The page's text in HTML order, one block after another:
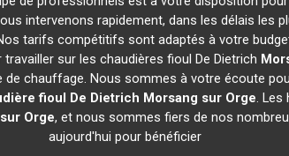
intervenons rapidement, dans les délais les
tarifs compétitifs sont adaptés à votre
sur les chaudières fioul De Dietrich
chauffage. Nous sommes à votre écoute
fioul De Dietrich Morsang sur Orge. Les
Orge, et nous sommes fiers de nos
aujourd'hui pour bénéficier